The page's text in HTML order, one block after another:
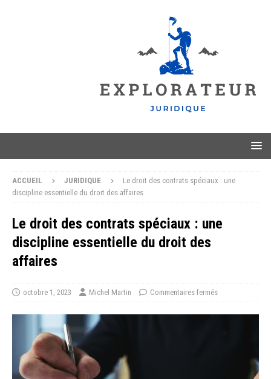
ACCUEIL JURIDIQUE
Le droit des contrats spéciaux : une
discipline essentielle du droit des affaires
Le droit des contrats spéciaux : une
discipline essentielle du droit des
affaires
octobre 1, 2023 Michel Martin Commentaires fermés